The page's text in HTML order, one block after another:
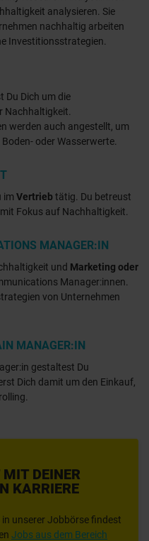
analysieren. Sie
nachhaltig arbeiten
Investitionsstrategien.
Du Dich um die
Nachhaltigkeit.
werden auch angestellt, um
oder Wasserwerte.
im Vertrieb tätig. Du betreust
Fokus auf Nachhaltigkeit.
MANAGER:IN
und Marketing oder
Manager:innen.
von Unternehmen
MANAGER:IN
gestaltest Du
Dich damit um den Einkauf,
DEINER
KARRIERE
unserer Jobbörse findest
Jobs aus dem Bereich